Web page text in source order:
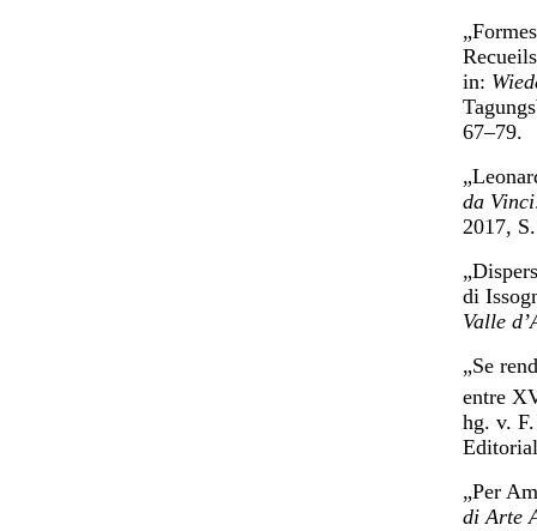
in:
67–79.
da
2017,
di
Valle
„Se
entre
hg. v.
„Per
di Arte